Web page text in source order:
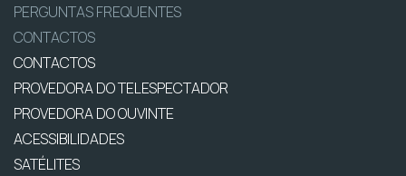
PERGUNTAS FREQUENTES
CONTACTOS
CONTACTOS
PROVEDORA DO TELESPECTADOR
PROVEDORA DO OUVINTE
ACESSIBILIDADES
SATÉLITES